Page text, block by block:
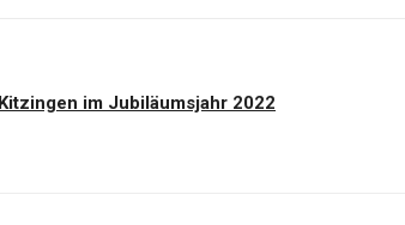
im Jubiläumsjahr 2022